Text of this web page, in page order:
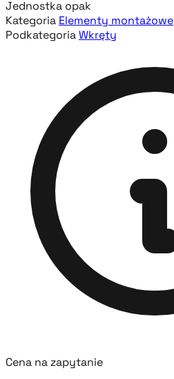
Jednostka opak
Kategoria Elementy montażowe
PodkategoriaWkręty
Cena na zapytanie